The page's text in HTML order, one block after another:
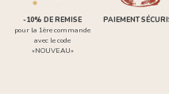
-10% DE REMISE
pour la 1ère commande
avec le code
«NOUVEAU»
PAIEMENT